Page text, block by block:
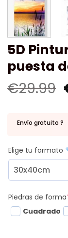
5D
puesta
€29.99
Envío gratuito ?
Elige tu formato
Piedras de forma
Cuadrado